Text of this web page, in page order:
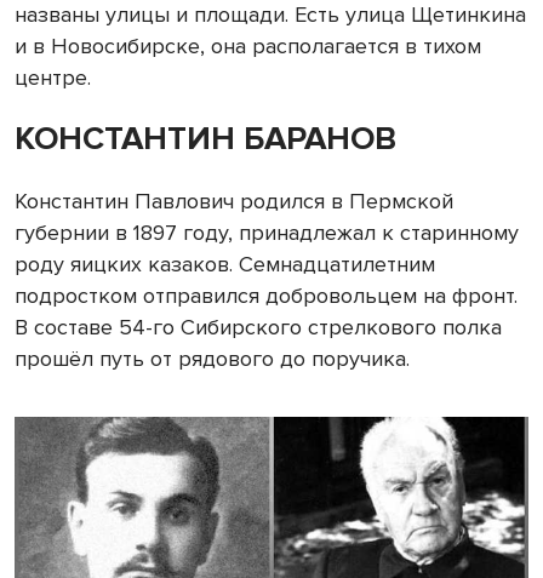
названы улицы и площади. Есть улица Щетинкина
и в Новосибирске, она располагается в тихом
центре.
КОНСТАНТИН БАРАНОВ
Константин Павлович родился в Пермской
губернии в 1897 году, принадлежал к старинному
роду яицких казаков. Семнадцатилетним
подростком отправился добровольцем на фронт.
В составе 54-го Сибирского стрелкового полка
прошёл путь от рядового до поручика.